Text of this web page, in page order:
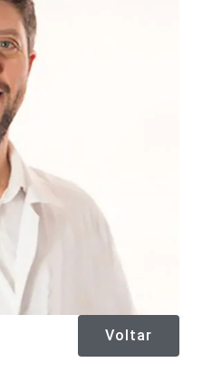
Voltar